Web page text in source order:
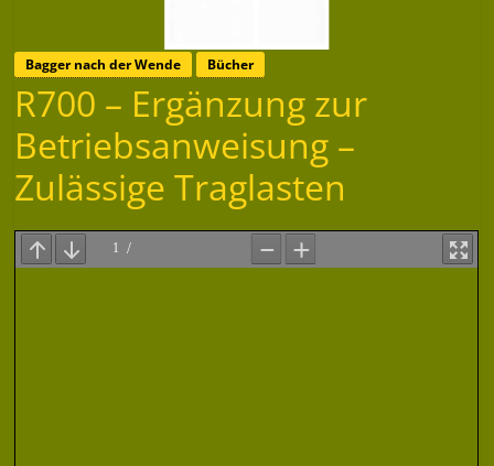
Bagger nach der Wende Bücher
R700 – Ergänzung zur
Betriebsanweisung –
Zulässige Traglasten